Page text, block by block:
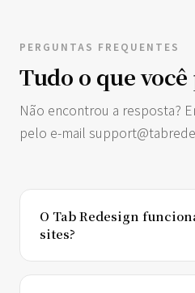
PERGUNTAS FREQUENTES
Tudo o que
Não encontrou a resposta?
pelo e-mail
O Tab Redesign
sites?